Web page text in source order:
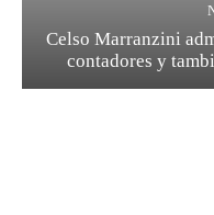
Celso Marranzini
contadores y